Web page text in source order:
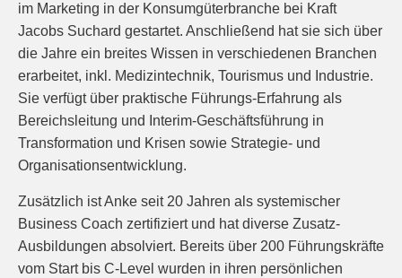
im Marketing in der Konsumgüterbranche bei Kraft
Jacobs Suchard gestartet. Anschließend hat sie sich über
die Jahre ein breites Wissen in verschiedenen Branchen
erarbeitet, inkl. Medizintechnik, Tourismus und Industrie.
Sie verfügt über praktische Führungs-Erfahrung als
Bereichsleitung und Interim-Geschäftsführung in
Transformation und Krisen sowie Strategie- und
Organisationsentwicklung.
Zusätzlich ist Anke seit 20 Jahren als systemischer
Business Coach zertifiziert und hat diverse Zusatz-
Ausbildungen absolviert. Bereits über 200 Führungskräfte
vom Start bis C-Level wurden in ihren persönlichen